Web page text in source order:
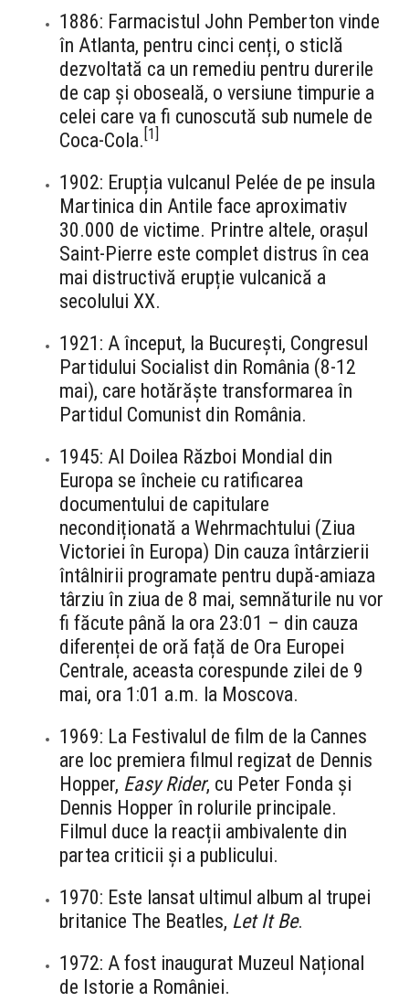
1886: Farmacistul John Pemberton vinde
în Atlanta, pentru cinci cenți, o sticlă
dezvoltată ca un remediu pentru durerile
de cap și oboseală, o versiune timpurie a
celei care va fi cunoscută sub numele de
Coca-Cola. 1
1902: Erupția vulcanul Pelée de pe insula
Martinica din Antile face aproximativ
30.000 de victime. Printre altele, orașul
Saint-Pierre este complet distrus în cea
mai distructivă erupție vulcanică a
secolului XX.
1921: A început, la București, Congresul
Partidului Socialist din România (8-12
mai), care hotărăște transformarea în
Partidul Comunist din România.
1945: Al Doilea Război Mondial din
Europa se încheie cu ratificarea
documentului de capitulare
necondiționată a Wehrmachtului (Ziua
Victoriei în Europa) Din cauza întârzierii
întâlnirii programate pentru după-amiaza
târziu în ziua de 8 mai, semnăturile nu vor
fi făcute până la ora 23:01 – din cauza
diferenței de oră față de Ora Europei
Centrale, aceasta corespunde zilei de 9
mai, ora 1:01 a.m. la Moscova.
1969: La Festivalul de film de la Cannes
are loc premiera filmul regizat de Dennis
Hopper, Easy Rider, cu Peter Fonda și
Dennis Hopper în rolurile principale.
Filmul duce la reacții ambivalente din
partea criticii și a publicului.
1970: Este lansat ultimul album al trupei
britanice The Beatles, Let It Be.
1972: A fost inaugurat Muzeul Național
de Istorie a României.